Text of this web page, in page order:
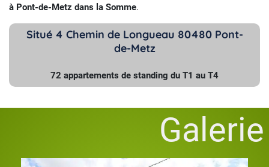
à Pont-de-Metz dans la Somme.
Situé 4 Chemin de Longueau 80480 Pont-
de-Metz
72 appartements de standing du T1 au T4
Galerie